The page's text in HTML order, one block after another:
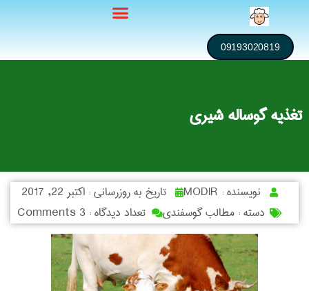
09193020819
تغذیه گوساله شیری
نویسنده : تاریخ به روزرسانی :اکتبر 22, 2017
دسته :مطالب گوسفندی تعداد دیدگاه : 3 Comments